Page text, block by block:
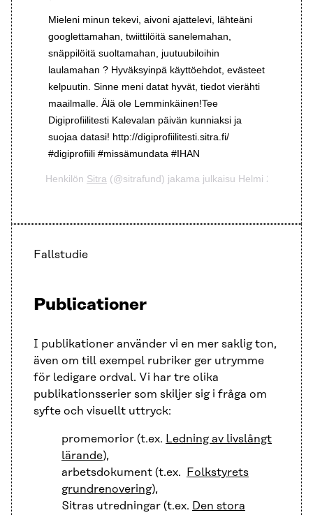
Mieleni minun tekevi, aivoni ajattelevi, lähteäni
googlettamahan, twiittilöitä sanelemahan,
snäppilöitä suoltamahan, juutuubiloihin
laulamahan ? Hyväksyinpä käyttöehdot, evästeet
kelpuutin. Sinne meni datat hyvät, tiedot vierähti
maailmalle. Älä ole Lemminkäinen!Tee
Digiprofiilitesti Kalevalan päivän kunniaksi ja
suojaa datasi! http://digiprofiilitesti.sitra.fi/
#digiprofiili #missämundata #IHAN
Henkilön Sitra (@sitrafund) jakama julkaisu Helmi 27, 2020
Fallstudie
Publicationer
I publikationer använder vi en mer saklig ton,
även om till exempel rubriker ger utrymme
för ledigare ordval. Vi har tre olika
publikationsserier som skiljer sig i fråga om
syfte och visuellt uttryck:
promemorior (t.ex. Ledning av livslångt
lärande),
arbetsdokument (t.ex.
Folkstyrets
grundrenovering),
Sitras utredningar (t.ex. Den stora